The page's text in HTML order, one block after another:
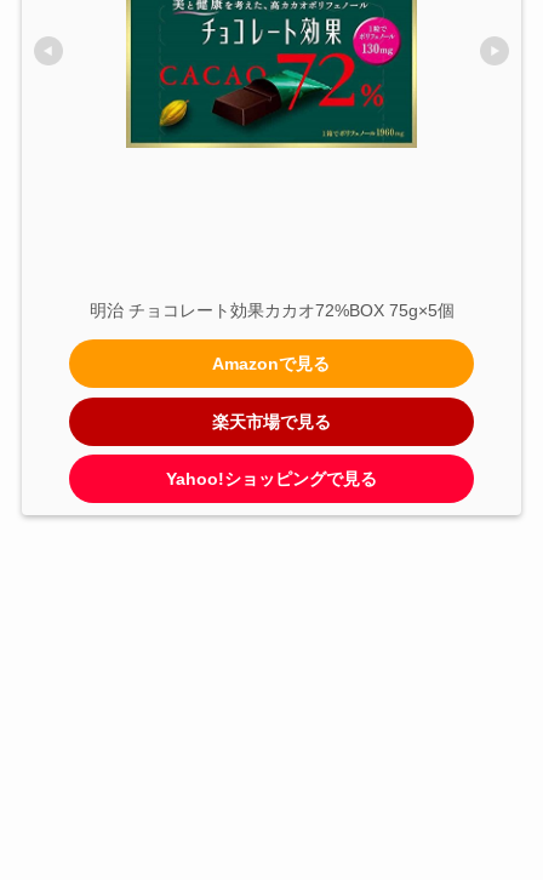
明治 チョコレート効果カカオ72%BOX 75g×5個
Amazonで見る
楽天市場で見る
Yahoo!ショッピングで見る